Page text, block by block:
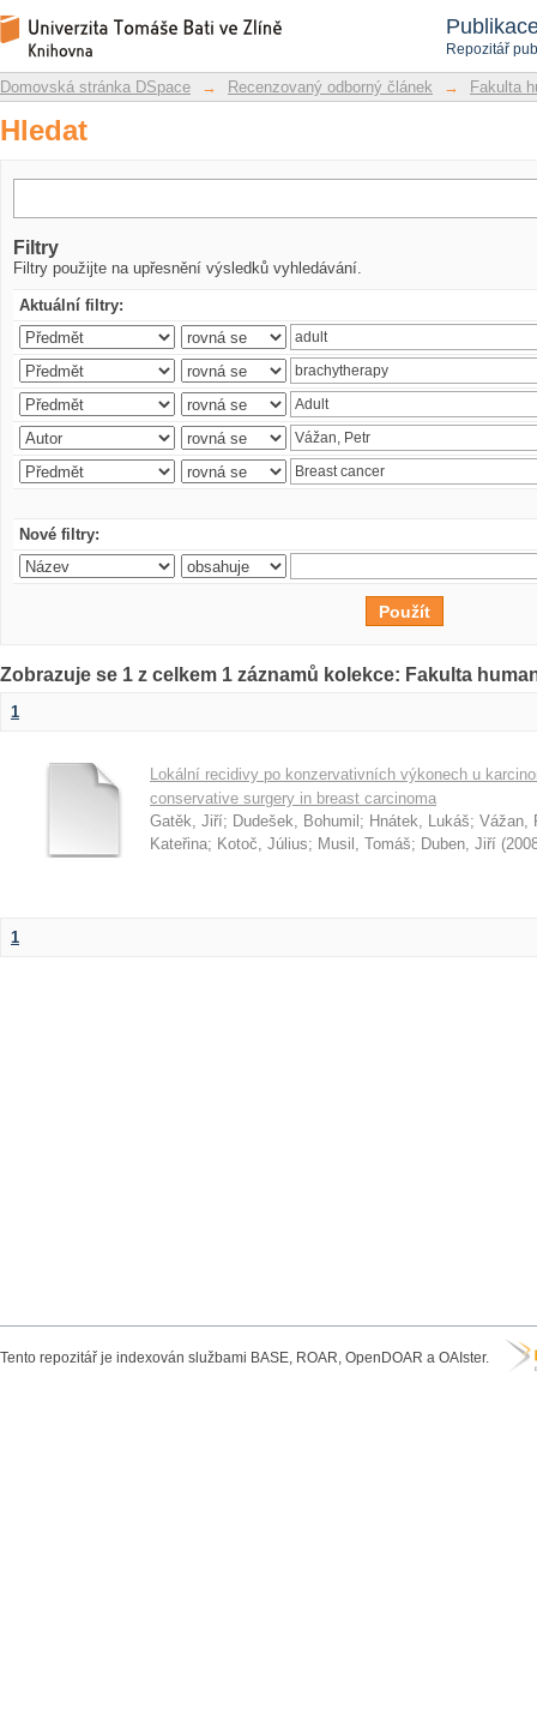
Repozitář
Hledat
Repozitář DSpace/Manakin
Domovská stránka DSpace → Recenzovaný odborný článek → Fakulta
Hledat
Filtry
Filtry použijte na upřesnění výsledků vyhledávání.
Aktuální filtry:
Nové filtry:
Zobrazuje se 1 z celkem 1 záznamů kolekce: Fakulta
1
Lokální recidivy po konzervativních výkonech u
conservative surgery in breast carcinoma
Gatěk, Jiří; Dudešek, Bohumil ; Hnátek, Lukáš; Vážan,
Kateřina; Kotoč, Július; Musil, Tomáš; Duben, Jiří (
1
Tento repozitář je indexován službami BASE, ROAR, OpenDOAR a OAIster.